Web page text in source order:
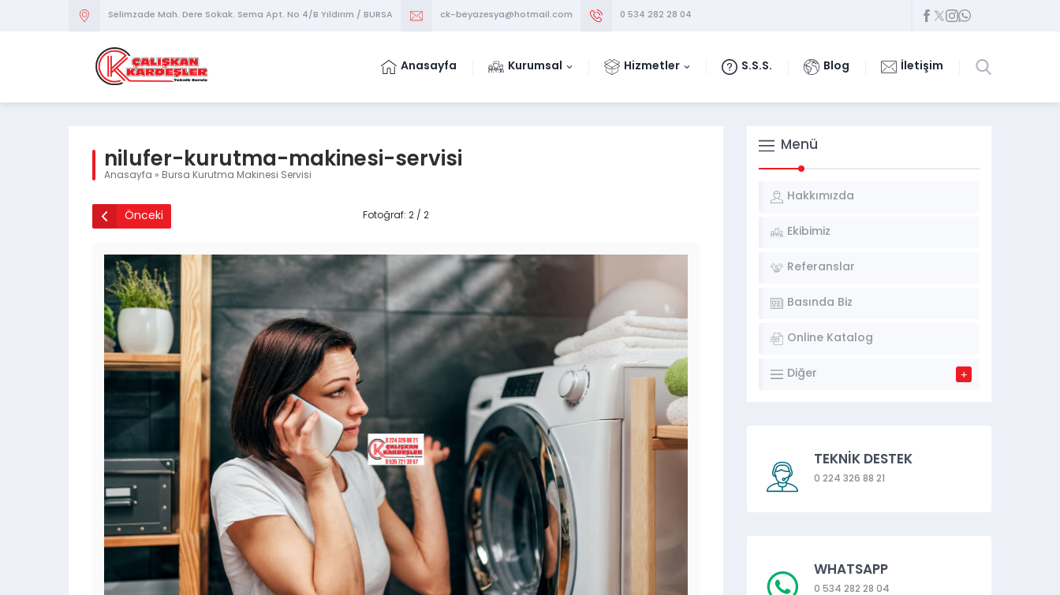
Selimzade Mah. Dere Sokak. Sema Apt. No 4/B Yıldırım / BURSA ck-beyazesya@hotmail.com 0 534 282 28 04
Anasayfa Kurumsal Hizmetler S.S.S. Blog İletişim
nilufer-kurutma-makinesi-servisi
Anasayfa » Bursa Kurutma Makinesi Servisi
Önceki Fotoğraf: 2 / 2
Menü
Hakkımızda
Ekibimiz
Referanslar
Basında Biz
Online Katalog
Diğer
TEKNİK DESTEK
0 224 326 88 21
WHATSAPP
0 534 282 28 04